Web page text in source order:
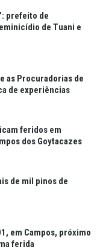
prefeito de
de Tuani e
as Procuradorias de
de experiências
feridos em
dos Goytacazes
de mil pinos de
em Campos, próximo
ferida